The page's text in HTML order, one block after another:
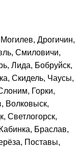
Дрогичин,
Смиловичи,
Лида, Бобруйск,
Скидель, Чаусы,
Горки,
Волковыск,
Светлогорск,
Браслав,
Поставы,